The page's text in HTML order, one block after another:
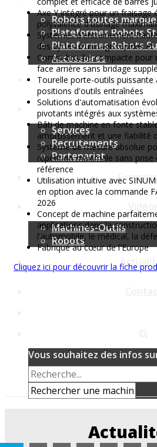
Robots toutes
Plateformes Robots
Plateformes Robots
Accessoires
Machines
Services
Recrutements
Partenariat
Machines-Outils
Robots
Vous souhaitez des infos
Axe Y intégré pour un fraisage
polyvalence d'usinage
Systèmes d'entraînement
des cycles d'usinage rapides
Contre-broche compacte pour
face arrière sans bridage
Tourelle porte-outils puissante
positions d'outils entraînées
Solutions d'automatisation
pivotants intégrés aux
Bâti de machine en fonte
amortissement et une fiabilité
Système de mesure absolue
répétition maximale sans
référence
Utilisation intuitive avec
en option avec la commande
2026
Concept de machine
applications dans la
l'automobile, le médical, la
Fabriqué au cœur de l'Europe
Cliquez ici pour découvrir la fiche